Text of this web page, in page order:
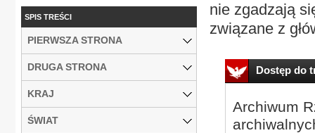
nie zgadzają
związane z
Dostęp do
Archiwum
SPIS TREŚCI
PIERWSZA STRONA
DRUGA STRONA
KRAJ
ŚWIAT